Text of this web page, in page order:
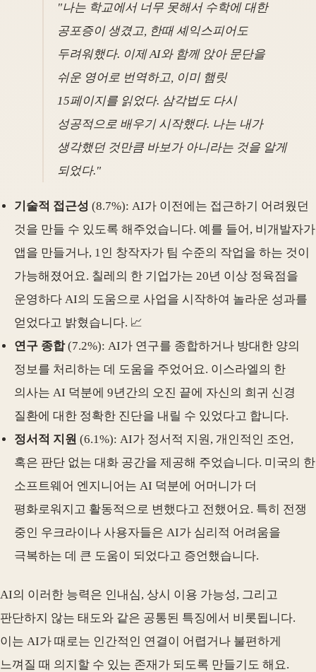
"나는 학교에서 너무 못해서 수학에 대한
공포증이 생겼고, 한때 셰익스피어도
두려워했다. 이제 AI와 함께 앉아 문단을
쉬운 영어로 번역하고, 이미 햄릿
15페이지를 읽었다. 삼각법도 다시
성공적으로 배우기 시작했다. 나는 내가
생각했던 것만큼 바보가 아니라는 것을 알게
되었다."
기술적 접근성 (8.7%): AI가 이전에는 접근하기 어려웠던
것을 만들 수 있도록 해주었습니다. 예를 들어, 비개발자가
앱을 만들거나, 1인 창작자가 팀 수준의 작업을 하는 것이
가능해졌어요. 칠레의 한 기업가는 20년 이상 정육점을
운영하다 AI의 도움으로 사업을 시작하여 놀라운 성과를
얻었다고 밝혔습니다. 📈
연구 종합(7.2%): AI가 연구를 종합하거나 방대한 양의
정보를 처리하는 데 도움을 주었어요. 이스라엘의 한
의사는 AI 덕분에 9년간의 오진 끝에 자신의 희귀 신경
질환에 대한 정확한 진단을 내릴 수 있었다고 합니다.
정서적 지원 (6.1%): AI가 정서적 지원, 개인적인 조언,
혹은 판단 없는 대화 공간을 제공해 주었습니다. 미국의 한
소프트웨어 엔지니어는 AI 덕분에 어머니가 더
평화로워지고 활동적으로 변했다고 전했어요. 특히 전쟁
중인 우크라이나 사용자들은 AI가 심리적 어려움을
극복하는 데 큰 도움이 되었다고 증언했습니다.
AI의 이러한 능력은 인내심, 상시 이용 가능성, 그리고
판단하지 않는 태도와 같은 공통된 특징에서 비롯됩니다.
이는 AI가 때로는 인간적인 연결이 어렵거나 불편하게
느껴질 때 의지할 수 있는 존재가 되도록 만들기도 해요.